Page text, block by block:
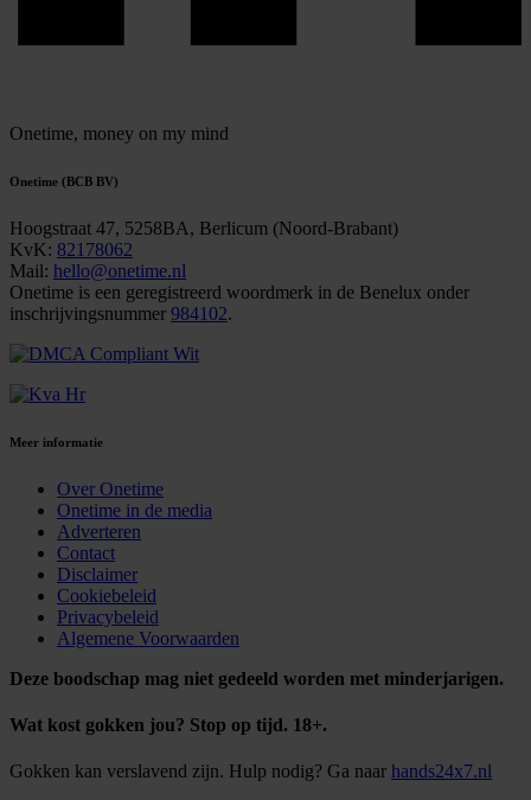
Onetime, money on my mind
Onetime (BCB BV)
Hoogstraat 47, 5258BA, Berlicum (Noord-Brabant)
KvK: 82178062
Mail: hello@onetime.nl
Onetime is een geregistreerd woordmerk in de Benelux onder
inschrijvingsnummer 984102.
Meer informatie
Over Onetime
Onetime in de media
Adverteren
Contact
Disclaimer
Cookiebeleid
Privacybeleid
Algemene Voorwaarden
Deze boodschap mag niet gedeeld worden met minderjarigen.
Wat kost gokken jou? Stop op tijd. 18+.
Gokken kan verslavend zijn. Hulp nodig? Ga naar hands24x7.nl